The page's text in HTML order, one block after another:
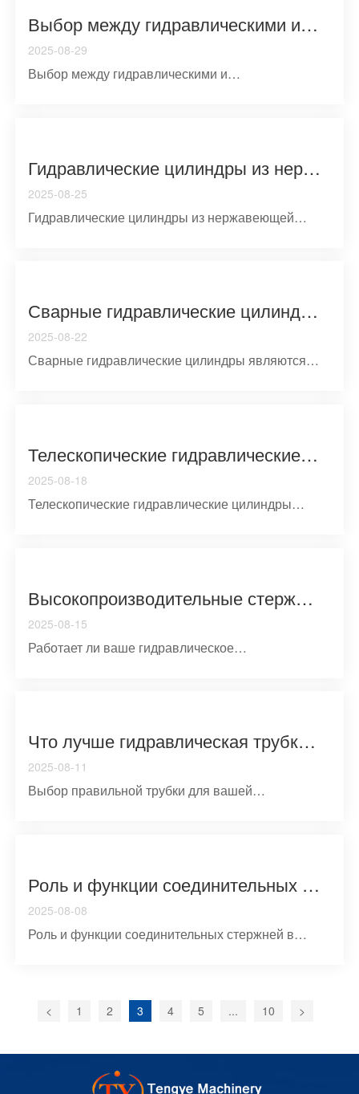
Выбор между гидравлическими и пневматическими системами: техническое сравнение для промышленного применения
2025-08-29
Выбор между гидравлическими и
Гидравлические цилиндры из нержавеющей стали: преимущества материалов, инженерное применение и оптимизация производительности
2025-08-25
Гидравлические цилиндры из нержавеющей
Сварные гидравлические цилиндры: атрибуты конструкции и промышленное применение
2025-08-22
Сварные гидравлические цилиндры являются
Телескопические гидравлические цилиндры: принципы проектирования, механика эксплуатации и промышленное применение.
2025-08-18
Телескопические гидравлические цилиндры
Высокопроизводительные стержничные цилиндры: критические компоненты для оптимизации гидравлической системы
2025-08-15
Работает ли ваше гидравлическое
Что лучше гидравлическая трубка или бесшивная трубка
2025-08-11
Выбор правильной трубки для вашей
Роль и функции соединительных стержней в двигателях внутреннего сгорания
2025-08-08
Роль и функции соединительных стержней в
< 1 2 3 4 5 ... 10 >